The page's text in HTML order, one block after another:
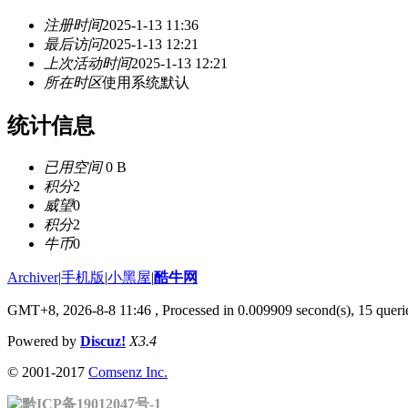
注册时间2025-1-13 11:36
最后访问2025-1-13 12:21
上次活动时间2025-1-13 12:21
所在时区使用系统默认
统计信息
已用空间0 B
积分2
威望0
积分2
牛币0
Archiver|手机版|小黑屋|酷牛网
GMT+8, 2026-8-8 11:46 , Processed in 0.009909 second(s), 15
Powered by Discuz! X3.4
© 2001-2017 Comsenz Inc.
黔ICP备19012047号-1